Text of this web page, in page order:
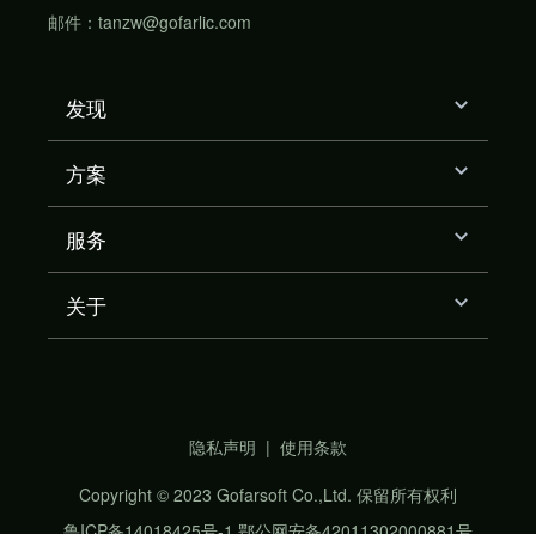
邮件：tanzw@gofarlic.com
发现
方案
服务
关于
隐私声明 | 使用条款
Copyright © 2023 Gofarsoft Co.,Ltd. 保留所有权利